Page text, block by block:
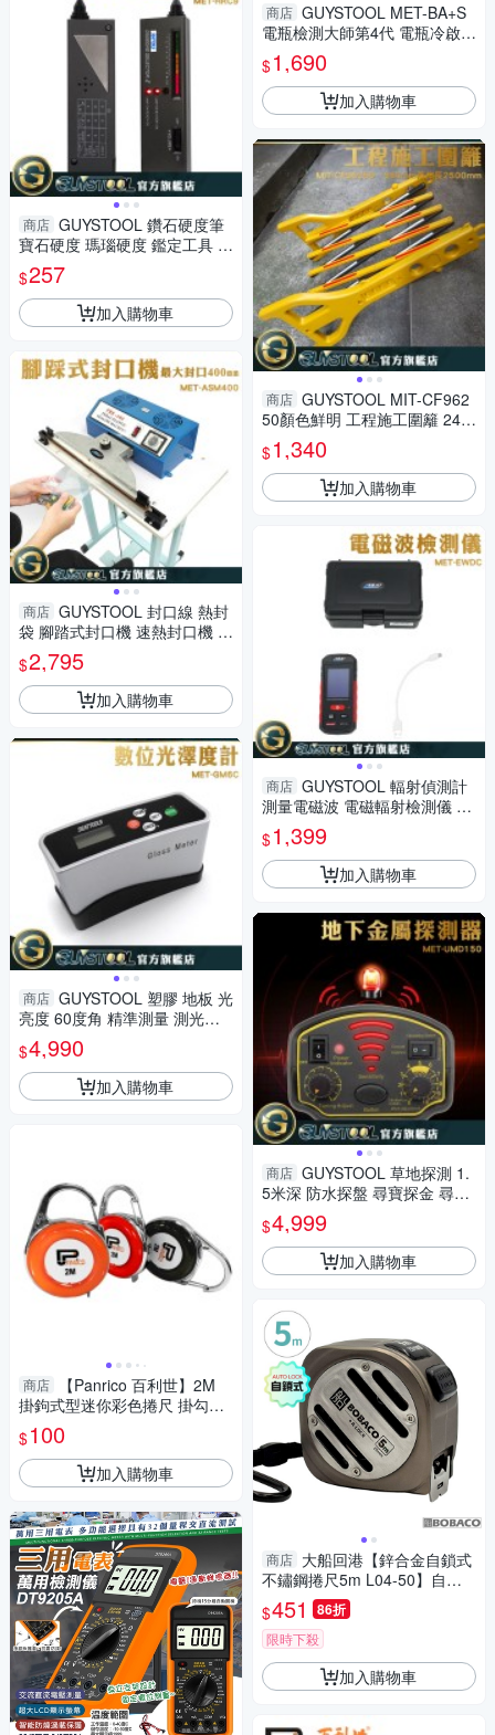
商店 GUYSTOOL 鑽石硬度筆
寶石硬度 瑪瑙硬度 鑑定工具 寶
石鑑定熱導儀 MET-HRC9 寶石
鑑定真偽
$257
加入購物車
商店 GUYSTOOL 封口線 熱封
袋 腳踏式封口機 速熱封口機 塑
封機 瞬熱 MET-ASM400 密封
機
$2,795
加入購物車
商店 GUYSTOOL 塑膠 地板 光
亮度 60度角 精準測量 測光儀
表面亮度 MET-GM6C 汽車 背
光設計
$4,990
加入購物車
商店
【Panrico 百利世】2M
掛鉤式型迷你彩色捲尺 掛勾型
迷你彩色便攜尺
$100
加入購物車
商店 GUYSTOOL MET-BA+S
電瓶檢測大師第4代 電瓶冷啟動
能力檢測 電瓶健康 電瓶壽命 快
速準確
$1,690
加入購物車
商店 GUYSTOOL MIT-CF962
50顏色鮮明 工程施工圍籬 240
~2500mm 摺疊護欄 醒目 室外
裝修 安全防護圍欄
$1,340
加入購物車
商店 GUYSTOOL 輻射偵測計
測量電磁波 電磁輻射檢測儀 手
機輻射監測儀 電場磁場 MET-E
WDC 電器電磁波
$1,399
加入購物車
商店 GUYSTOOL 草地探測 1.
5米深 防水探盤 尋寶探金 尋寶
考古 地下金屬探測儀 金屬探測
器
$4,999
加入購物車
商店 大船回港【鋅合金自鎖式
不鏽鋼捲尺5m L04-50】自動
鎖捲尺 木工 卷尺 鏤空捲尺 米
尺 工程量尺
$451 86折
限時下殺
加入購物車